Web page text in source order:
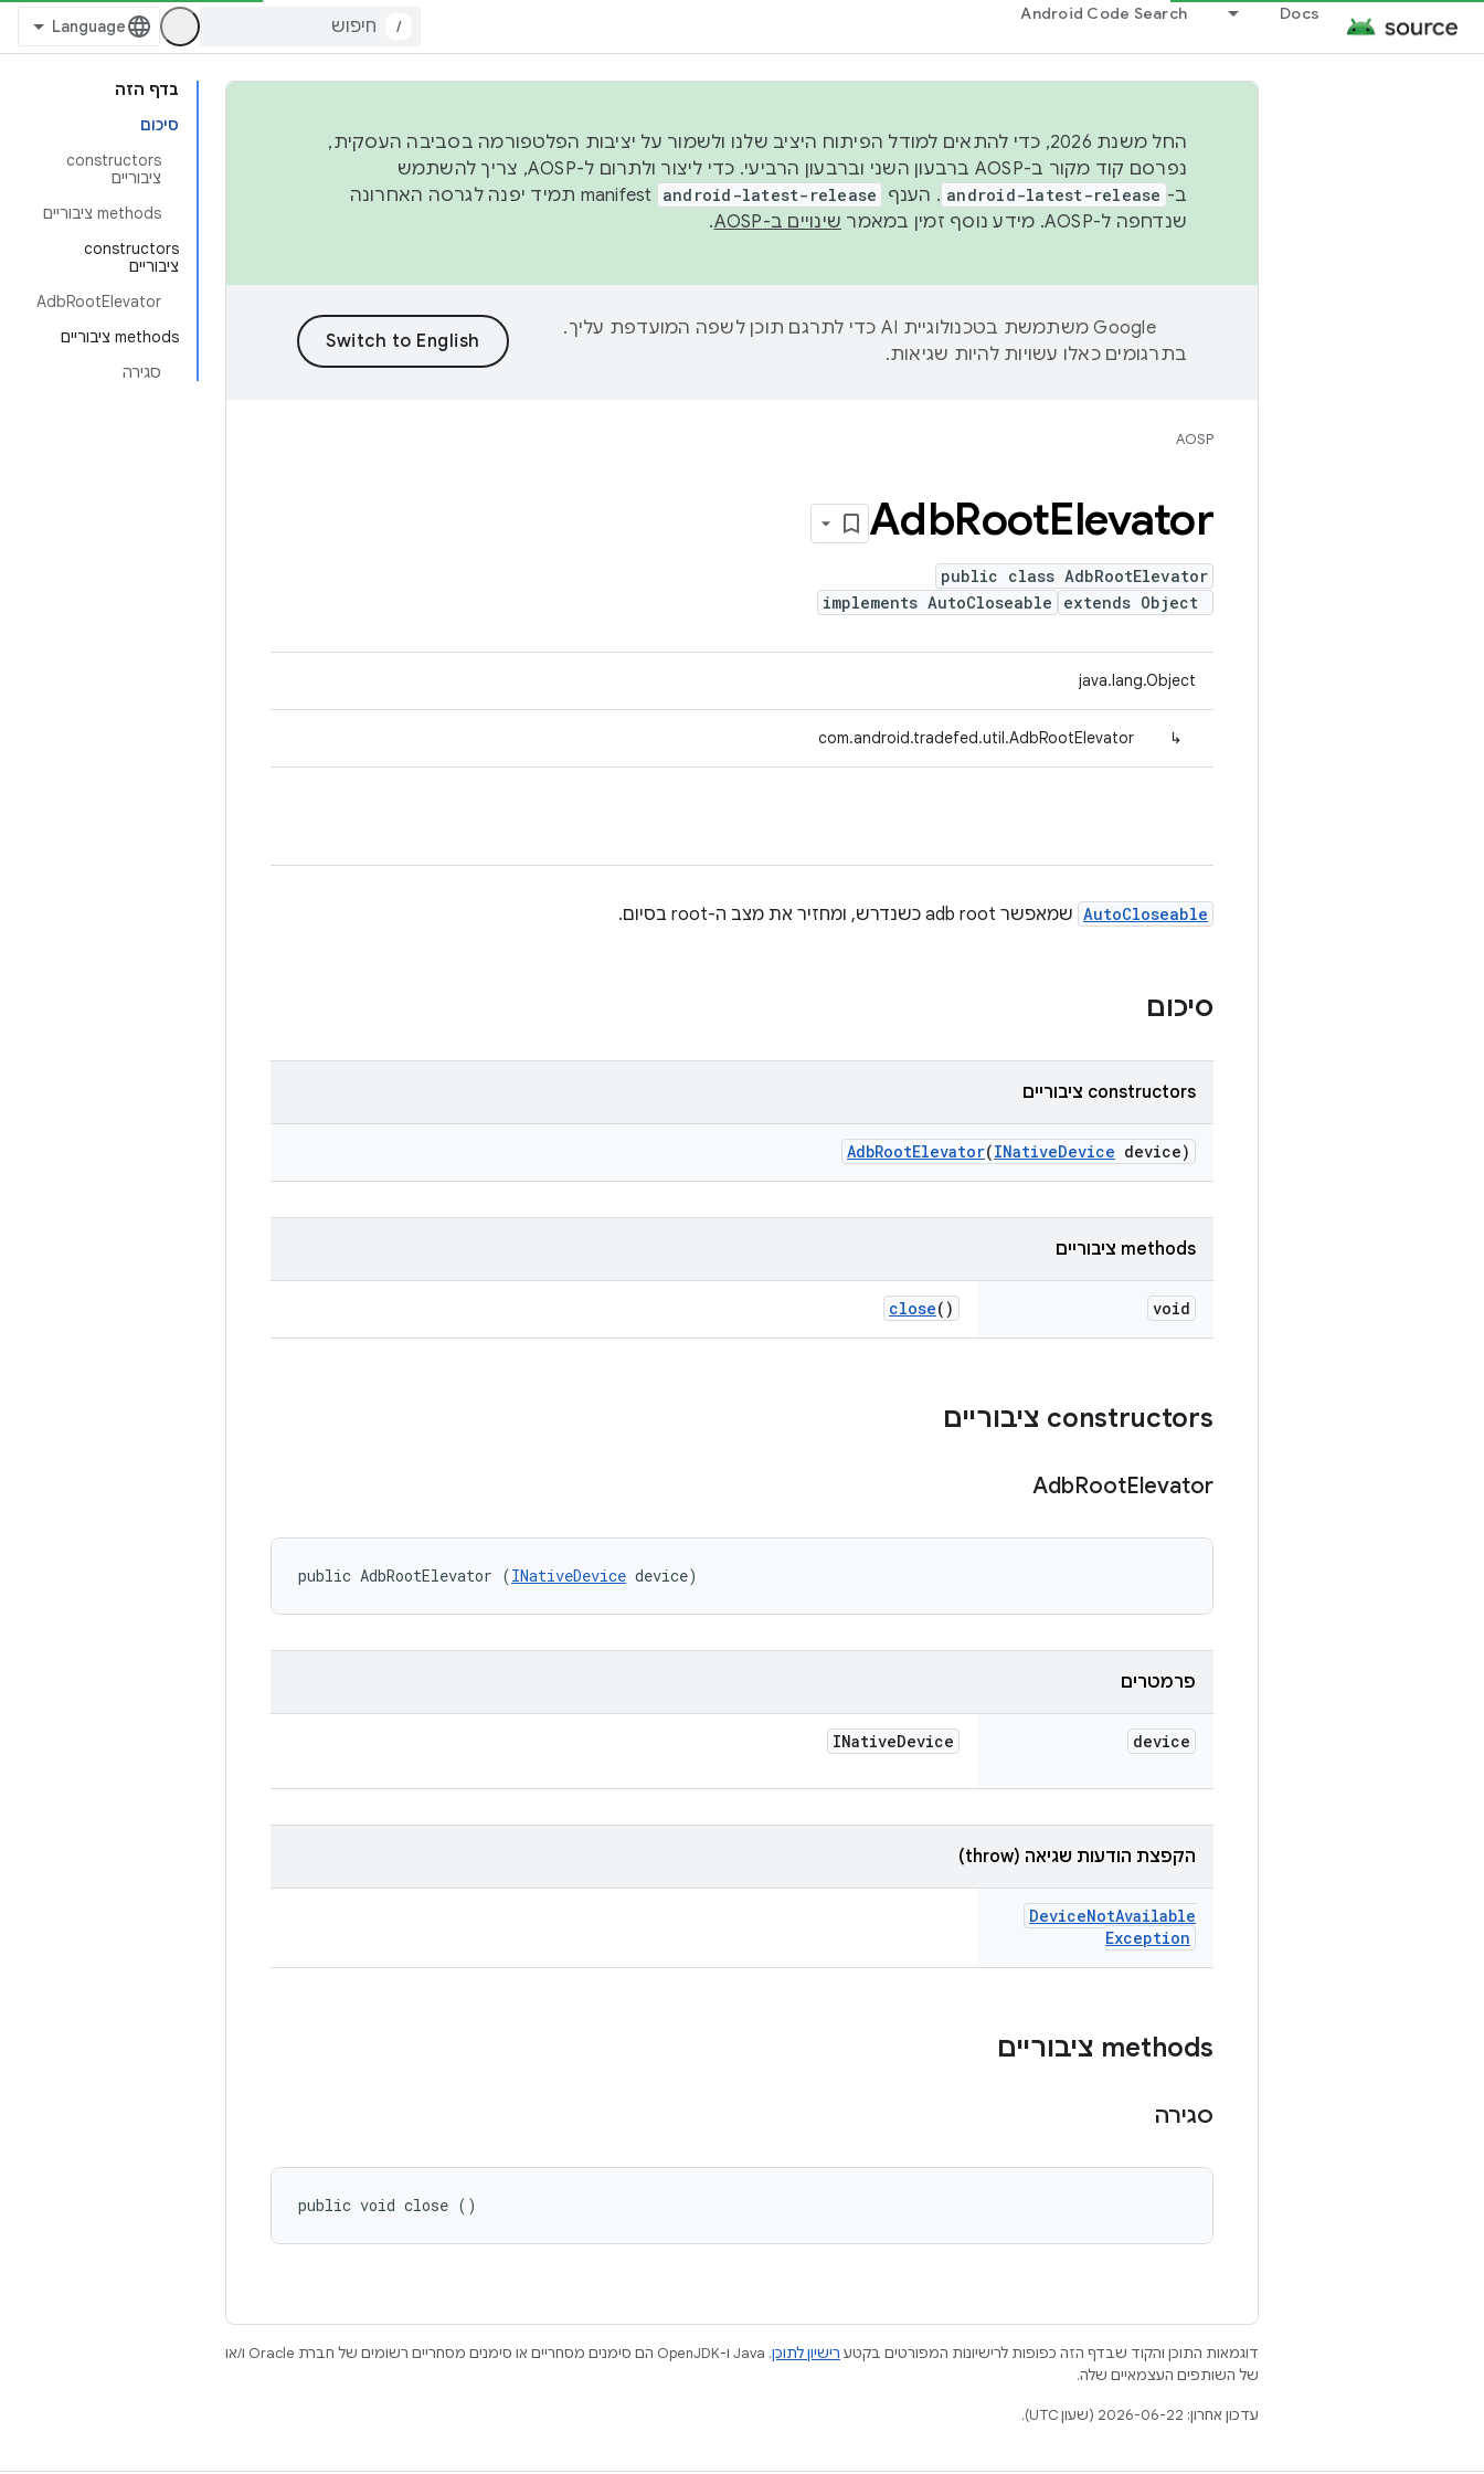
Docs
Android Code Search
/
בדף הזה
סיכום
‫constructors
ציבוריים
‫methods ציבוריים
‫constructors
ציבוריים
AdbRootElevator
‫methods ציבוריים
סגירה
החל משנת 2026, כדי להתאים למודל הפיתוח היציב שלנו ולשמור על יציבות הפלטפורמה בסביבה העסקית,
נפרסם קוד מקור ב-AOSP ברבעון השני וברבעון הרביעי. כדי ליצור ולתרום ל-AOSP, צריך להשתמש
ב- android-latest-release . הענף android-latest-release
manifest תמיד יפנה לגרסה האחרונה
שנדחפה ל-AOSP. מידע נוסף זמין במאמר
שינויים ב-AOSP .
‫Google משתמשת בטכנולוגיית AI כדי לתרגם תוכן לשפה המועדפת עליך.
בתרגומים כאלו עשויות להיות שגיאות.
AOSP
AdbRootElevator
public class AdbRootElevator
extends Object
implements AutoCloseable
java.lang.Object
↳
com.android.tradefed.util.AdbRootElevator
AutoCloseable שמאפשר adb root כשנדרש, ומחזיר את מצב ה-root בסיום.
סיכום
‫constructors ציבוריים
AdbRootElevator(INativeDevice device)
‫methods ציבוריים
void
close()
‫constructors ציבוריים
AdbRootElevator
public AdbRootElevator (INativeDevice device)
פרמטרים
device
INativeDevice
הקפצת הודעות שגיאה (throw)
DeviceNotAvailable
Exception
‫methods ציבוריים
סגירה
public void close ()
דוגמאות התוכן והקוד שבדף הזה כפופות לרישיונות המפורטים בקטע רישיון לתוכן
.‏ Java ו-OpenJDK הם סימנים מסחריים או סימנים מסחריים רשומים של חברת Oracle ו/או
של השותפים העצמאיים שלה.
עדכון אחרון: 2026-06-22 (שעון UTC).